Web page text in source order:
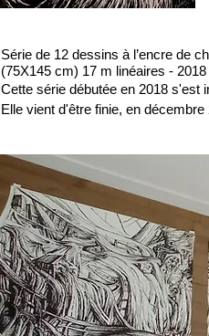
Série de 12 dessins à l’encre de
(75X145 cm) 17 m linéaires -
Cette série débutée en 2018 s'est
Elle vient d'être finie, en